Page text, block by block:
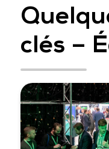
clés –